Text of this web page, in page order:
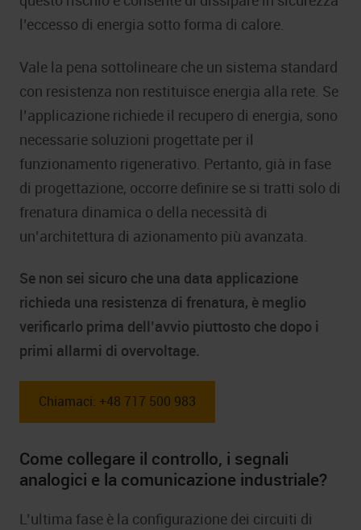
l’eccesso di energia sotto forma di calore.
Vale la pena sottolineare che un sistema standard
con resistenza non restituisce energia alla rete. Se
l’applicazione richiede il recupero di energia, sono
necessarie soluzioni progettate per il
funzionamento rigenerativo. Pertanto, già in fase
di progettazione, occorre definire se si tratti solo di
frenatura dinamica o della necessità di
un’architettura di azionamento più avanzata.
Se non sei sicuro che una data applicazione
richieda una resistenza di frenatura, è meglio
verificarlo prima dell’avvio piuttosto che dopo i
primi allarmi di overvoltage.
Chiamaci: +48 717 500 983
Come collegare il controllo, i segnali
analogici e la comunicazione industriale?
L’ultima fase è la configurazione dei circuiti di